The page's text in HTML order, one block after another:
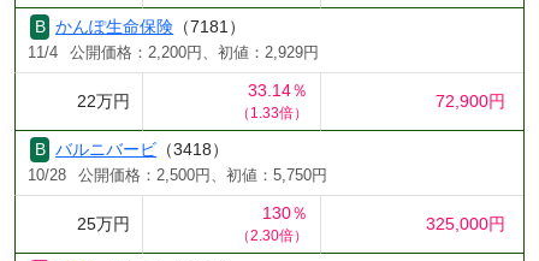
かんぽ生命保険 （7181）
11/4 公開価格：2,200円、初値：2,929円
22万円
33.14％
（1.33倍）
72,900円
バルニバービ （3418）
10/28 公開価格：2,500円、初値：5,750円
25万円
130％
（2.30倍）
325,000円